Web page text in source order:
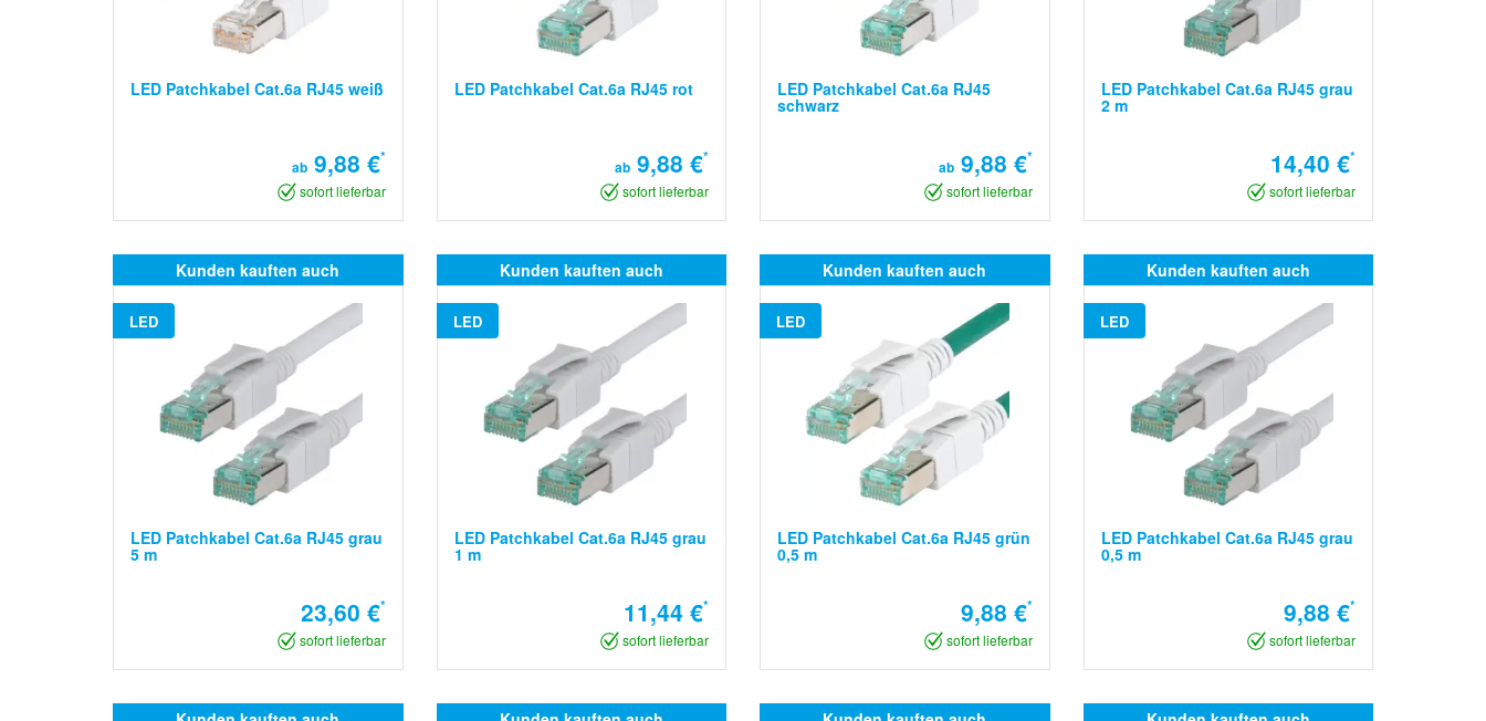
LED Patchkabel Cat.6a RJ45 weiß
ab9,88 €*
sofort lieferbar
LED Patchkabel Cat.6a RJ45 rot
ab 9,88 €*
sofort lieferbar
LED Patchkabel Cat.6a RJ45
schwarz
ab9,88 €*
sofort lieferbar
LED Patchkabel Cat.6a RJ45 grau
2 m
14,40 €*
sofort lieferbar
Kunden kauften auch
LED
LED Patchkabel Cat.6a RJ45 grau
5 m
23,60 €*
sofort lieferbar
Kunden kauften auch
LED
LED Patchkabel Cat.6a RJ45 grau
1 m
11,44 €*
sofort lieferbar
Kunden kauften auch
LED
LED Patchkabel Cat.6a RJ45 grün
0,5 m
9,88 €*
sofort lieferbar
Kunden kauften auch
LED
LED Patchkabel Cat.6a RJ45 grau
0,5 m
9,88 €*
sofort lieferbar